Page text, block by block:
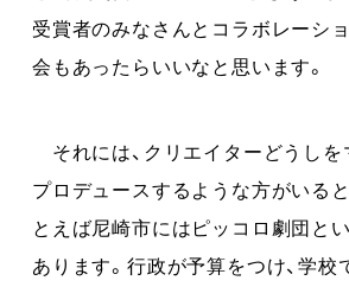
受賞者のみなさんとコラボレーシ
会もあったらいいなと思います。
それには、クリエイターどうしを
プロデュースするような方がいる
とえば尼崎市にはピッコロ劇団と
あります。行政が予算をつけ、学校